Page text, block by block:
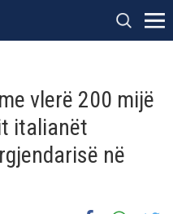
vlerë 200 mijë
italianët
në